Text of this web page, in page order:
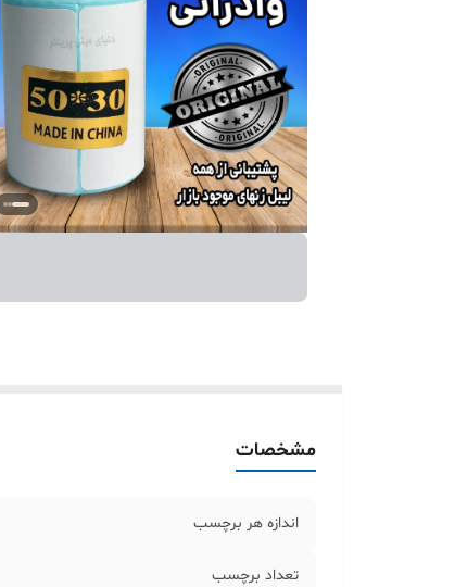
مشخصات
اندازه هر برچسب
تعداد برچسب